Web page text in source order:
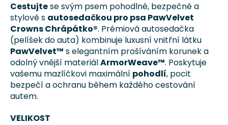
Cestujtese svým psem pohodlně, bezpečně a
stylově s autosedačkou pro psa PawVelvet
Crowns Chrápátko®. Prémiová autosedačka
(pelíšek do auta) kombinuje luxusní vnitřní látku
PawVelvet™ s elegantním prošíváním korunek a
odolný vnější materiálArmorWeave™. Poskytuje
vašemu mazlíčkovi maximální pohodlí, pocit
bezpečí a ochranu během každého cestování
autem.
VELIKOST
HLEDAT
D
o
p
o
r
u